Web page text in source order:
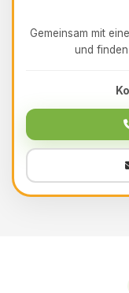
Gemeinsam mit
und